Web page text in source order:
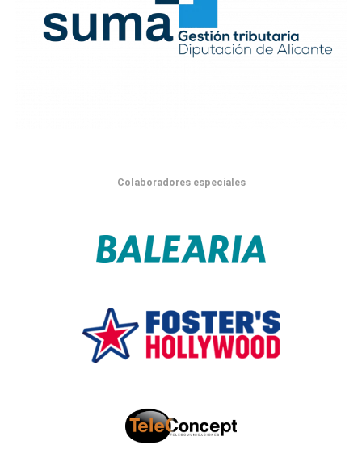
Colaboradores especiales